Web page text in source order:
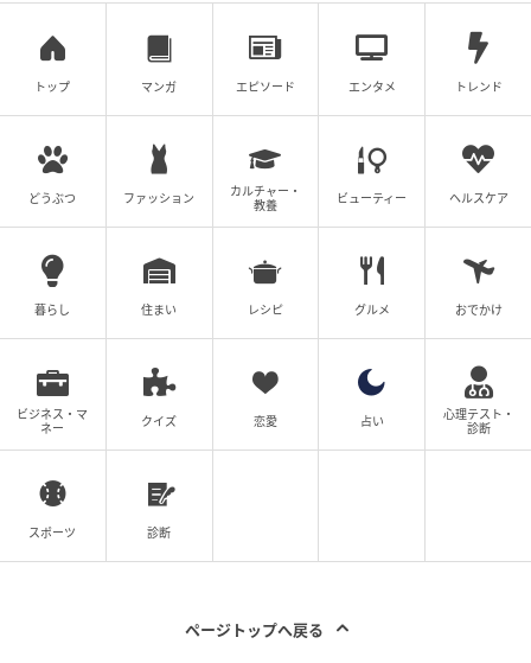
トップ マンガ エピソード エンタメ トレンド
どうぶつ ファッション
カルチャー・
教養
ビューティー ヘルスケア
暮らし 住まい レシピ グルメ おでかけ
ビジネス・マ
ネー
クイズ 恋愛 占い
心理テスト・
診断
スポーツ 診断
ページトップへ戻る